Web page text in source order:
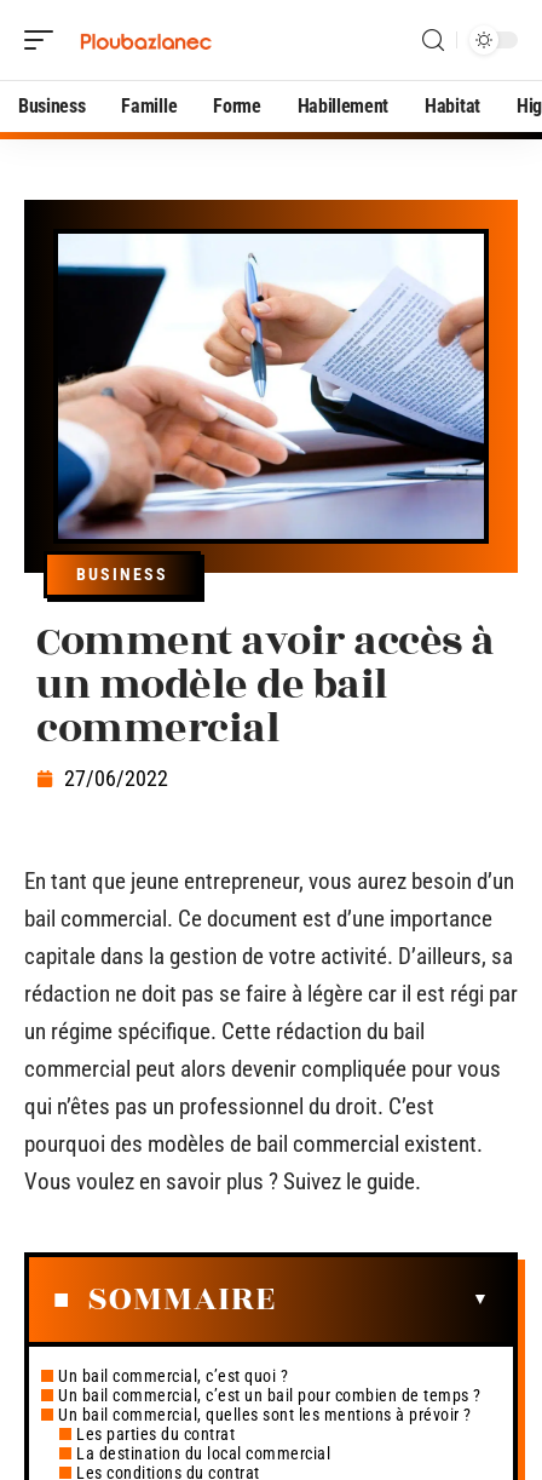
Business Famille Forme Habillement Habitat
BUSINESS
Comment avoir accès à
un modèle de bail
commercial
27/06/2022
En tant que jeune entrepreneur, vous aurez besoin d’un
bail commercial. Ce document est d’une importance
capitale dans la gestion de votre activité. D’ailleurs, sa
rédaction ne doit pas se faire à légère car il est régi par
un régime spécifique. Cette rédaction du bail
commercial peut alors devenir compliquée pour vous
qui n’êtes pas un professionnel du droit. C’est
pourquoi des modèles de bail commercial existent.
Vous voulez en savoir plus ? Suivez le guide.
SOMMAIRE
Un bail commercial, c’est quoi ?
Un bail commercial, c’est un bail pour combien de temps ?
Un bail commercial, quelles sont les mentions à prévoir ?
Les parties du contrat
La destination du local commercial
Les conditions du contrat